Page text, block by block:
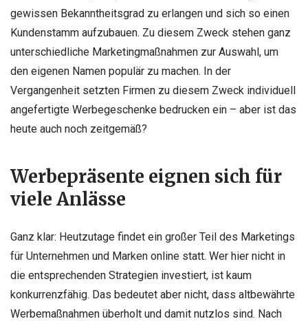
gewissen Bekanntheitsgrad zu erlangen und sich so einen
Kundenstamm aufzubauen. Zu diesem Zweck stehen ganz
unterschiedliche Marketingmaßnahmen zur Auswahl, um
den eigenen Namen populär zu machen. In der
Vergangenheit setzten Firmen zu diesem Zweck individuell
angefertigte Werbegeschenke bedrucken ein – aber ist das
heute auch noch zeitgemäß?
Werbepräsente eignen sich für
viele Anlässe
Ganz klar: Heutzutage findet ein großer Teil des Marketings
für Unternehmen und Marken online statt. Wer hier nicht in
die entsprechenden Strategien investiert, ist kaum
konkurrenzfähig. Das bedeutet aber nicht, dass altbewährte
Werbemaßnahmen überholt und damit nutzlos sind. Nach